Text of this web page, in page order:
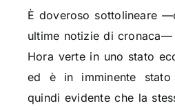
È doveroso sottolineare
ultime notizie di cronaca—
Hora verte in uno stato
ed è in imminente
quindi evidente che la